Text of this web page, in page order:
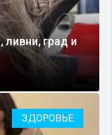
град и
ЗДОРОВЬЕ